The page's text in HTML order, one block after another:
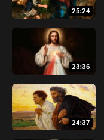
25:24
23:36
24:37